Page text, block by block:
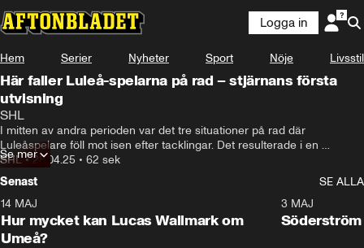
Logga in
Hem Serier Nyheter Sport Nöje Livsstil
Här faller Luleå-spelarna på rad – stjärnans första
utvisning
SHL
I mitten av andra perioden var det tre situationer på rad där
Luleåspelare föll mot isen efter tacklingar. Det resulterade i en
utvisning på Brynäs Jakob Silfverberg.
SHL•28.04.25 • 62 sek
Se mer
Senast
SE ALLA
Plus
14 MAJ
Hur mycket kan Lucas Wallmark om
Umeå?
3 MAJ